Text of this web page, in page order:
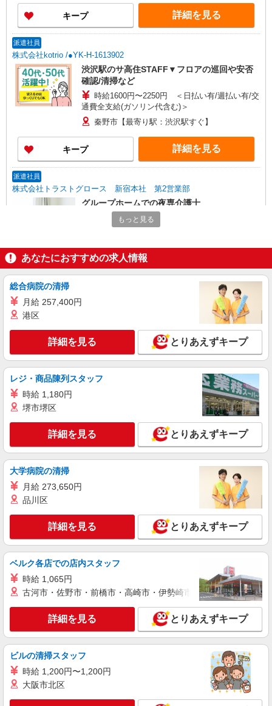
キープ 詳細を見る
派遣社員
株式会社kotrio /●YK-H-1613902
渋沢駅のサ高住STAFF▼フロアの巡回や安否
確認/清掃など
時給1600円〜2250円 ＜日払い有/週払い有/交
通費全支給(ガソリン代含む)＞
秦野市【最寄り駅：渋沢駅すぐ】
キープ 詳細を見る
派遣社員
株式会社トラストグロース 新宿本社 第2営業部
グループホームでの夜専介護士
1夜勤：27000円
キープ
職業紹介
株式会社kotrio /●YK-S-2083471
無理ないシフトで資格ゲット！住宅型有料老人
時給1550円〜2312円 ＜交通費全支給(ガソリ
ン代含む)＞
秦野市戸川近く
キープ 詳細を見る
派遣社員
株式会社kotrio /●YK-H-2100954
＼最強の福利厚生！／渋沢駅のシニアマンショ
ンで見守りなど
時給1600円〜2250円 ＜日払い有/週払い有/交
キープ 詳細を見る
株式会社kotrio /●YK-H-1901637
渋沢駅＠有料老人ホーム◎上質な支援、納得の
報酬、充実研修♪
時給1450円〜2187円 ＜日払い有/週払い有/交
通費全支給(ガソリン代含む)＞
秦野市【最寄り駅：渋沢駅すぐ】
キープ 詳細を見る
職業紹介
株式会社kotrio /●YK-S-2083173
もっと見る
あなたにおすすめの求人情報
総合病院の清掃
月給 257,400円
港区
詳細を見る とりあえずキープ
レジ・商品陳列スタッフ
時給 1,180円
堺市堺区
詳細を見る とりあえずキープ
大学病院の清掃
月給 273,650円
品川区
詳細を見る とりあえずキープ
ベルク各店での店内スタッフ
時給 1,065円
古河市・佐野市・前橋市・高崎市・伊勢崎市・太田市・館林市
詳細を見る とりあえずキープ
ビルの清掃スタッフ
時給 1,200円〜1,200円
大阪市北区